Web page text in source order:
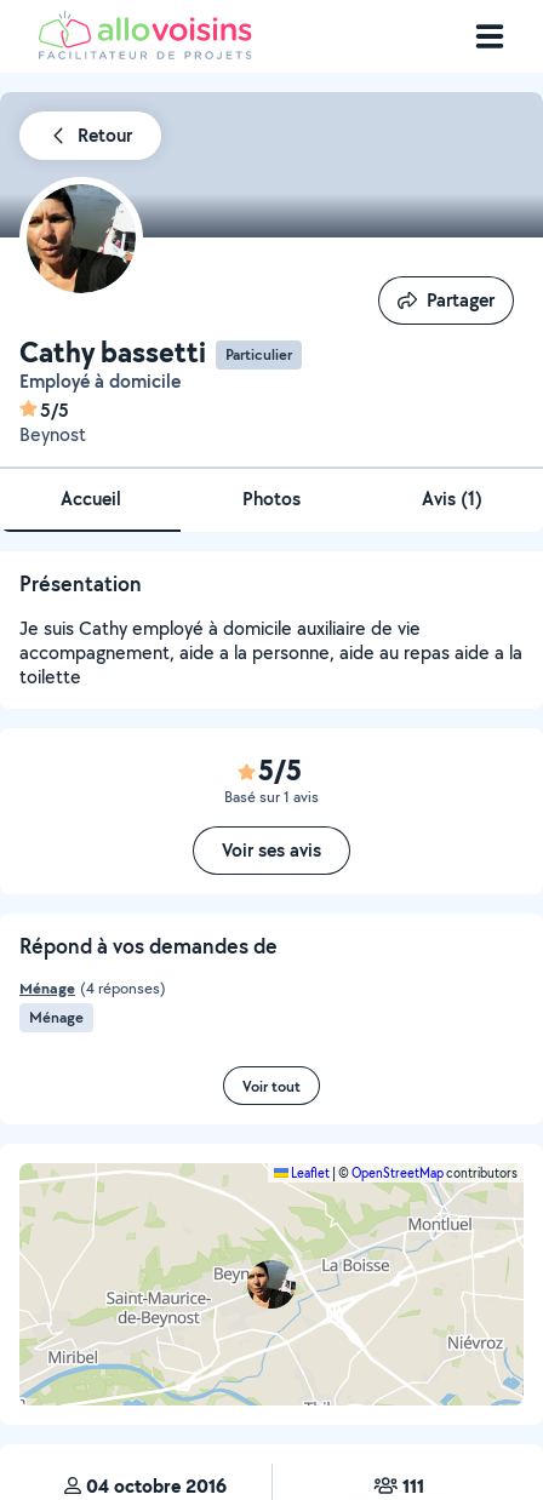
Retour
Cathy bassetti Particulier
Employé à domicile
5/5
Beynost
Partager
Partager
Accueil Photos Avis (1)
Présentation
Je suis Cathy employé à domicile auxiliaire de vie
accompagnement, aide a la personne, aide au repas aide a la
toilette
5/5
Basé sur 1 avis
Voir ses avis
Répond à vos demandes de
Ménage (4 réponses)
Ménage
Voir tout
Leaflet ©OpenStreetMapcontributors
04 octobre 2016 111